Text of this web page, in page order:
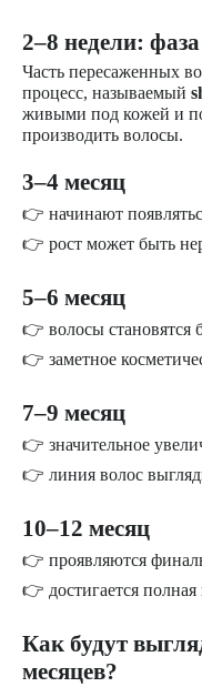
2–8 недели:
Часть пересаженных
процесс, называемый
живыми под кожей и
производить волосы.
3–4 месяц
👉 начинают
👉 рост может быть
5–6 месяц
👉 волосы становятся
👉 заметное
7–9 месяц
👉 значительное
👉 линия волос
10–12 месяц
👉 проявляются
👉 достигается полная
Как будут
месяцев?